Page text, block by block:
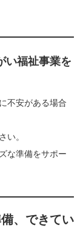
い福祉事業を
不安がある場合
い。
な準備をサポー
、できてい